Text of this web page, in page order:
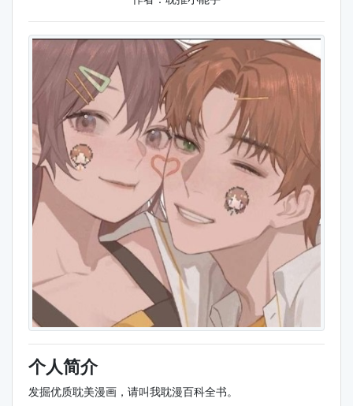
个人简介
发掘优质耽美漫画，请叫我耽漫百科全书。